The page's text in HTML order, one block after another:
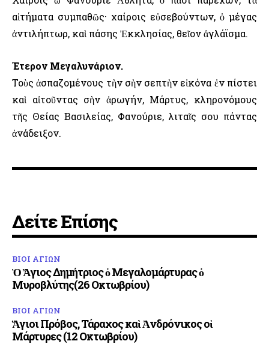
αἰτήματα συμπαθῶς· χαίροις εὐσεβούντων, ὁ μέγας
ἀντιλήπτωρ, καὶ πάσης Ἐκκλησίας, θεῖον ἀγλάϊσμα.
Έτερον Μεγαλυνάριον.
Τοὺς ἀσπαζομένους τὴν σὴν σεπτὴν εἰκόνα ἐν πίστει
καὶ αἰτοῦντας σὴν ἀρωγήν, Μάρτυς, κληρονόμους
τῆς Θείας Βασιλείας, Φανούριε, λιταῖς σου πάντας
ἀνάδειξον.
Δείτε Επίσης
ΒΙΟΙ ΑΓΙΩΝ
Ὁ Ἅγιος Δημήτριος ὁ Μεγαλομάρτυρας ὁ
Μυροβλύτης(26 Οκτωβρίου)
ΒΙΟΙ ΑΓΙΩΝ
Ἅγιοι Πρόβος, Τάραχος καὶ Ἀνδρόνικος οἱ
Μάρτυρες (12 Οκτωβρίου)